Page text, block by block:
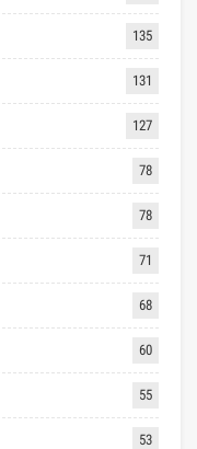
135
131
127
78
78
71
68
60
55
53